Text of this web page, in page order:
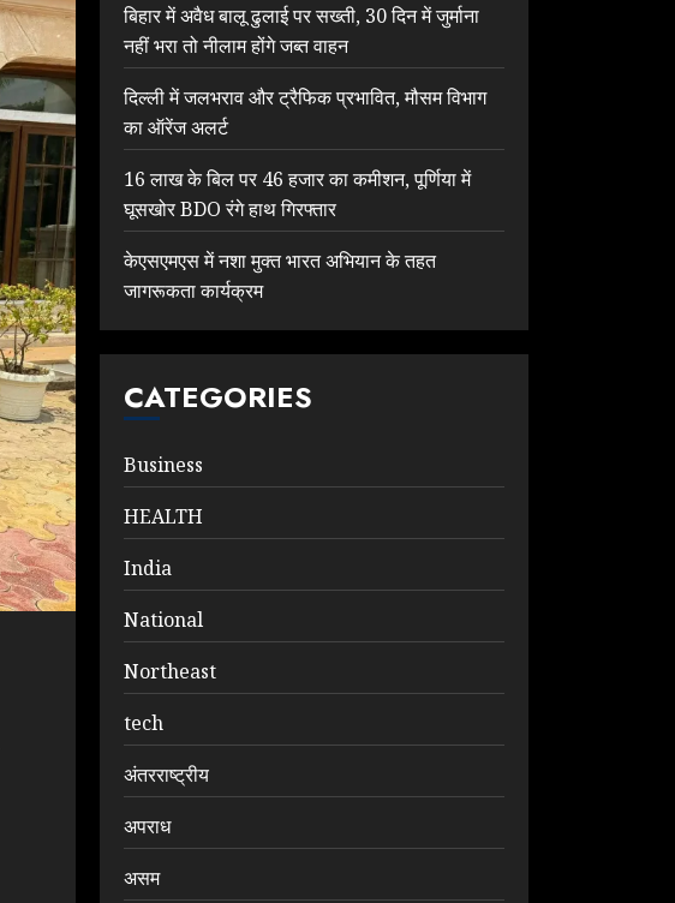
बिहार में अवैध बालू ढुलाई पर सख्ती, 30 दिन में जुर्माना
नहीं भरा तो नीलाम होंगे जब्त वाहन
दिल्ली में जलभराव और ट्रैफिक प्रभावित, मौसम विभाग
का ऑरेंज अलर्ट
16 लाख के बिल पर 46 हजार का कमीशन, पूर्णिया में
घूसखोर BDO रंगे हाथ गिरफ्तार
केएसएमएस में नशा मुक्त भारत अभियान के तहत
जागरूकता कार्यक्रम
CATEGORIES
Business
HEALTH
India
National
Northeast
tech
अंतरराष्ट्रीय
अपराध
असम